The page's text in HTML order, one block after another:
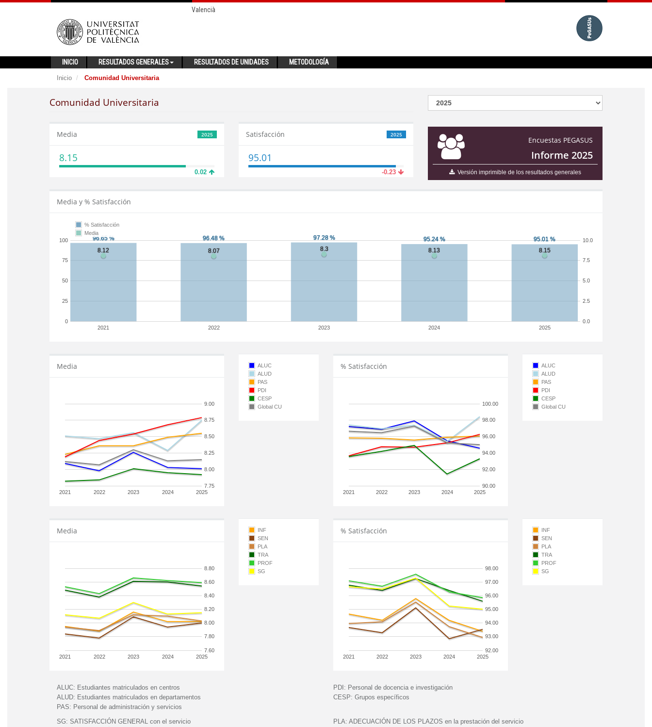
Valencià
INICIO RESULTADOS GENERALES RESULTADOS DE UNIDADES METODOLOGÍA
Inicio Comunidad Universitaria
Comunidad Universitaria
Encuestas PEGASUS
Informe 2025
Versión imprimible de los resultados generales
2025
Media
8.15
0.02
2025
Satisfacción
95.01
-0.23
Media y % Satisfacción
2021 2022 2023 2024 2025
0
25
50
75
100
0.0
2.5
5.0
7.5
10.0
% Satisfacción
Media
Media
2021 2022 2023 2024 2025
7.75
8.00
8.25
8.50
8.75
9.00
ALUC
ALUD
PAS
PDI
CESP
Global CU
% Satisfacción
2021 2022 2023 2024 2025
90.00
92.00
94.00
96.00
98.00
100.00
ALUC
ALUD
PAS
PDI
CESP
Global CU
Media
2021 2022 2023 2024 2025
7.60
7.80
8.00
8.20
8.40
8.60
8.80
INF
SEN
PLA
TRA
PROF
SG
% Satisfacción
2021 2022 2023 2024 2025
92.00
93.00
94.00
95.00
96.00
97.00
98.00
INF
SEN
PLA
TRA
PROF
SG
ALUC: Estudiantes matriculados en centros
ALUD: Estudiantes matriculados en departamentos
PAS: Personal de administración y servicios
PDI: Personal de docencia e investigación
CESP: Grupos específicos
SG: SATISFACCIÓN GENERAL con el servicio
PLA: ADECUACIÓN DE LOS PLAZOS en la prestación del servicio